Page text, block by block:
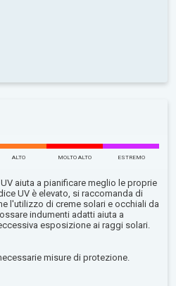
ALTO MOLTO ALTO ESTREMO
aiuta a pianificare meglio le proprie
UV è elevato, si raccomanda di
l'utilizzo di creme solari e occhiali da
indumenti adatti aiuta a
esposizione ai raggi solari.
misure di protezione.